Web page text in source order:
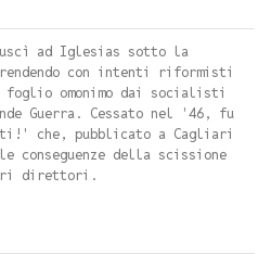
ad Iglesias sotto la
con intenti riformisti
omonimo dai socialisti
Guerra. Cessato nel '46, fu
che, pubblicato a Cagliari
della scissione
direttori.